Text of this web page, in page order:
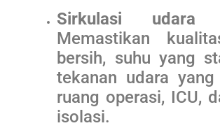
Sirkulasi udara
Memastikan
bersih, suhu yang
tekanan udara
ruang operasi, ICU,
isolasi.